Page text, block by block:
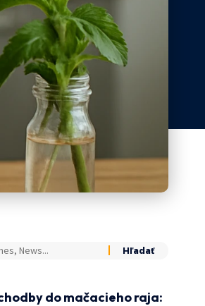
do mačacieho raja: